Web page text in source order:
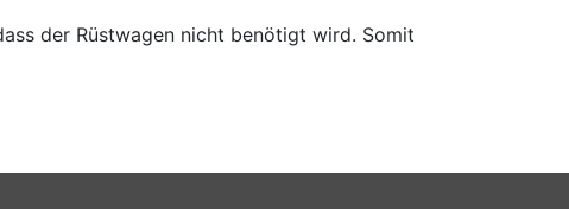
der Rüstwagen nicht benötigt wird. Somit